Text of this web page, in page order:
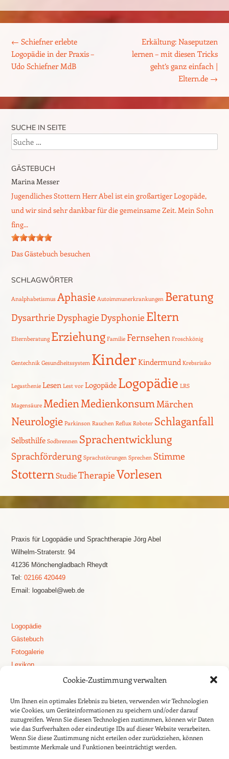
Cookie-Zustimmung verwalten
Um Ihnen ein optimales Erlebnis zu bieten, verwenden wir Technologien
wie Cookies, um Geräteinformationen zu speichern und/oder darauf
zuzugreifen. Wenn Sie diesen Technologien zustimmen, können wir Daten
wie das Surfverhalten oder eindeutige IDs auf dieser Website verarbeiten.
Wenn Sie diese Zustimmung nicht erteilen oder zurückziehen, können
bestimmte Merkmale und Funktionen beeinträchtigt werden.
← Schiefner erlebte
Logopädie in der Praxis –
Udo Schiefner MdB
Erkältung: Naseputzen
lernen – mit diesen Tricks
geht’s ganz einfach |
Eltern.de →
SUCHE IN SEITE
Suche
GÄSTEBUCH
Marina Messer
Jugendliches Stottern Herr Abel ist ein großartiger Logopäde,
und wir sind sehr dankbar für die gemeinsame Zeit. Mein Sohn
fing...
Das Gästebuch besuchen
SCHLAGWÖRTER
Analphabetismus Aphasie Autoimmunerkrankungen Beratung
Dysarthrie Dysphagie Dysphonie Eltern
Elternberatung Erziehung Familie Fernsehen Froschkönig
Gentechnik Gesundheitssystem KinderKindermund Krebsrisiko
Legasthenie Lesen Lest vor Logopäde Logopädie LRS
Magensäure MedienMedienkonsumMärchen
Neurologie Parkinson Rauchen Reflux Roboter Schlaganfall
Selbsthilfe Sodbrennen Sprachentwicklung
Sprachförderung Sprachstörungen Sprechen Stimme
StotternStudieTherapieVorlesen
Praxis für Logopädie und Sprachtherapie Jörg Abel
Wilhelm-Straterstr. 94
41236 Mönchengladbach Rheydt
Tel: 02166 420449
Email: logoabel@web.de
Logopädie
Gästebuch
Fotogalerie
Lexikon
Aphasie
Apoplex – Schlaganfall
Dysphagie
Sprachentwicklung